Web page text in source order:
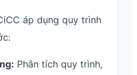
áp dụng quy trình
Phân tích quy trình,